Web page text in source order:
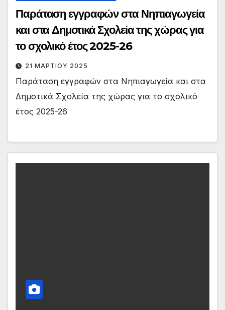
Παράταση εγγραφών στα Νηπιαγωγεία
και στα Δημοτικά Σχολεία της χώρας για
το σχολικό έτος 2025-26
21 ΜΑΡΤΊΟΥ 2025
Παράταση εγγραφών στα Νηπιαγωγεία και στα
Δημοτικά Σχολεία της χώρας για το σχολικό
έτος 2025-26